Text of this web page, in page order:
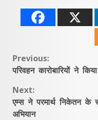
Continue
Previous:
परिवहन कारोबारियों ने
Next:
एम्स ने परमार्थ निकेतन के
अभियान